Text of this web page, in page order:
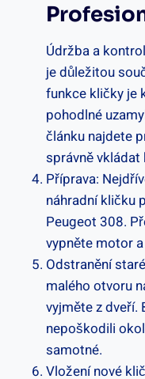
Údržba ‌a
je důležitou
funkce kličky je
pohodlné
článku najdete​
správně
Příprava:
náhradní kličku⁢
Peugeot 308.‍
vypněte motor
Odstranění
malého ⁢otvoru
vyjměte ⁣z dveří.
nepoškodili
⁤samotné.
Vložení nové